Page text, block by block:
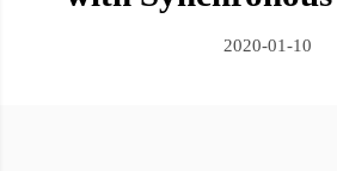
2020-01-10